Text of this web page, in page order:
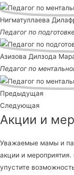
Нигматуллаева
Педагог по
Азизова Дилзода
Педагог по
Предыдущая
Следующая
Акции и
Уважаемые мамы и
акции и
упустите